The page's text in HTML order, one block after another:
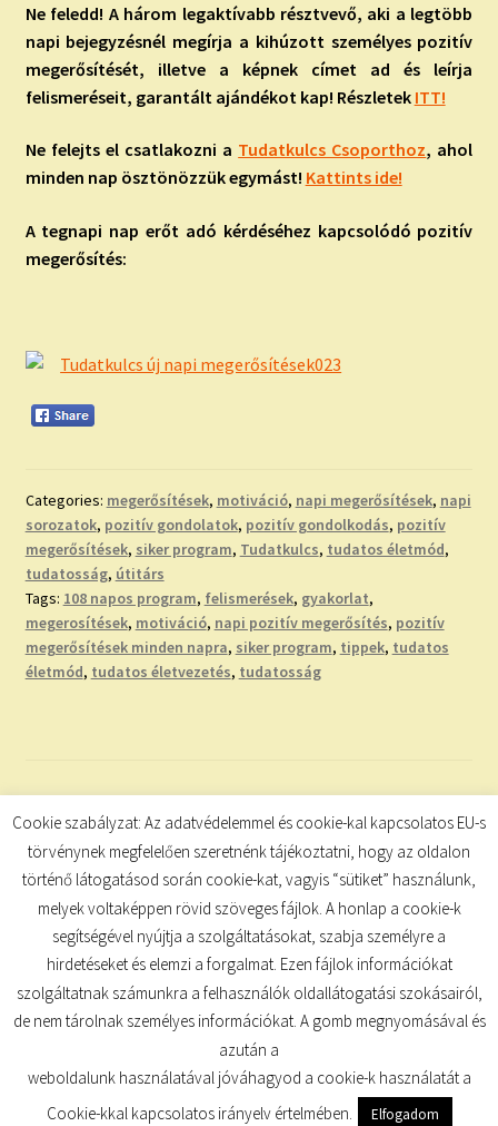
Ne feledd! A három legaktívabb résztvevő, aki a legtöbb
napi bejegyzésnél megírja a kihúzott személyes pozitív
megerősítését, illetve a képnek címet ad és leírja
felismeréseit, garantált ajándékot kap! Részletek ITT!
Ne felejts el csatlakozni a Tudatkulcs Csoporthoz, ahol
minden nap ösztönözzük egymást! Kattints ide!
A tegnapi nap erőt adó kérdéséhez kapcsolódó pozitív
megerősítés:
Categories: megerősítések, motiváció, napi megerősítések, napi
sorozatok, pozitív gondolatok, pozitív gondolkodás, pozitív
megerősítések, siker program, Tudatkulcs, tudatos életmód,
tudatosság, útitárs
Tags: 108 napos program, felismerések, gyakorlat,
megerosítések, motiváció, napi pozitív megerősítés, pozitív
megerősítések minden napra, siker program, tippek, tudatos
életmód, tudatos életvezetés, tudatosság
Bejegyzések
lapozása
1 2 … 23 Következő
© TUDATKULCS 2026
Cookie szabályzat: Az adatvédelemmel és cookie-kal kapcsolatos EU-s
törvénynek megfelelően szeretnénk tájékoztatni, hogy az oldalon
történő látogatásod során cookie-kat, vagyis “sütiket” használunk,
melyek voltaképpen rövid szöveges fájlok. A honlap a cookie-k
segítségével nyújtja a szolgáltatásokat, szabja személyre a
hirdetéseket és elemzi a forgalmat. Ezen fájlok információkat
szolgáltatnak számunkra a felhasználók oldallátogatási szokásairól,
de nem tárolnak személyes információkat. A gomb megnyomásával és
azután a
weboldalunk használatával jóváhagyod a cookie-k használatát a
Cookie-kkal kapcsolatos irányelv értelmében.
Elfogadom